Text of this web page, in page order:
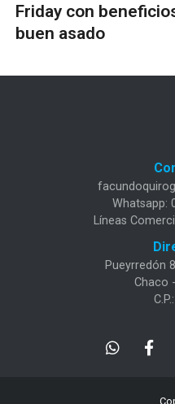
Friday con
buen asado
Whatsapp:
Líneas
Pueyrredón
Chaco